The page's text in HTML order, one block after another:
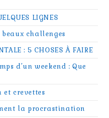
LIGNES
beaux challenges
: 5 CHOSES À FAIRE
d’un weekend : Que
et crevettes
la procrastination